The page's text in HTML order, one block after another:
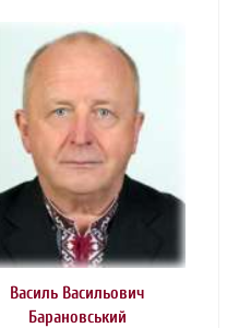
Василь Васильович
Барановський